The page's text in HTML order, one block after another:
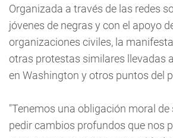
Organizada a través de las redes
jóvenes de negras y con el apoyo
organizaciones civiles, la
otras protestas similares llevadas
en Washington y otros puntos del
"Tenemos una obligación moral de
pedir cambios profundos que nos